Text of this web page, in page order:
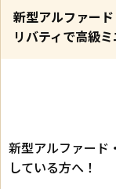
新型アルファー
リバティで高級
新型アルファード
している方へ！